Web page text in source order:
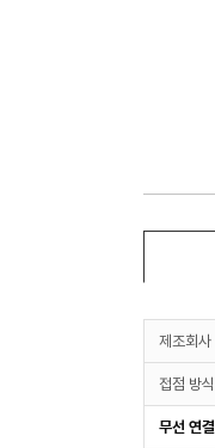
제조회사
접점 방식
무선 연결